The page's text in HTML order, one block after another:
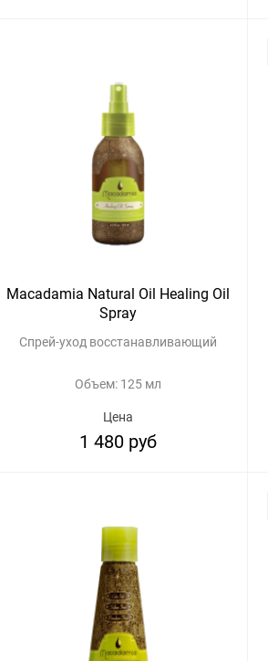
Macadamia Natural Oil Healing Oil
Spray
Спрей-уход восстанавливающий
Объем: 125 мл
Цена
1 480 руб